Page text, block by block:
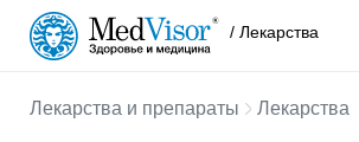
/ Лекарства
Лекарства и препараты Лекарства